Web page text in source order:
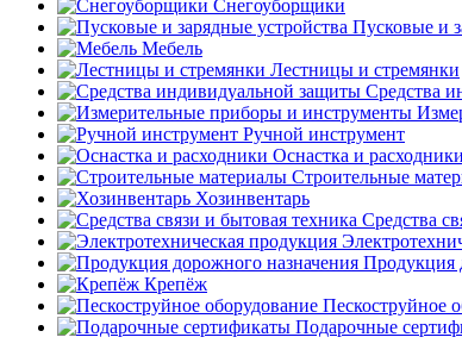
Снегоуборщики
Пусковые и
Мебель
Лестницы и стремянки
Средства
Ручной инструмент
Оснастка и расходники
Строительные
Хозинвентарь
Средства
Продукция
Крепёж
Пескоструйное
Подарочные